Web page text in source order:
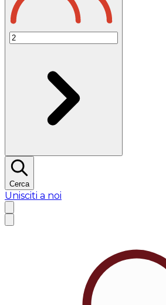
Cerca
Unisciti a noi